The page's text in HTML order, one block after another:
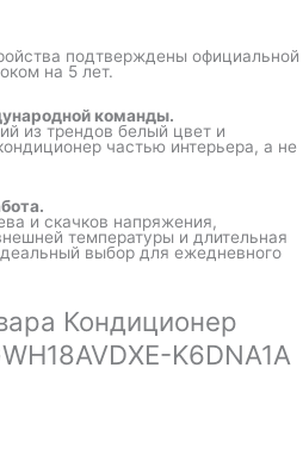
подтверждены официальной
на 5 лет.
команды.
из трендов белый цвет и
частью интерьера, а не
и скачков напряжения,
температуры и длительная
выбор для ежедневного
Кондиционер
K6DNA1A